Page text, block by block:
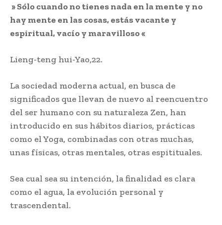
» Sólo cuando no tienes nada en la mente y no
hay mente en las cosas, estás vacante y
espiritual, vacío y maravilloso«
Lieng-teng hui-Yao,22.
La sociedad moderna actual, en busca de
significados que llevan de nuevo al reencuentro
del ser humano con su naturaleza Zen, han
introducido en sus hábitos diarios, prácticas
como el Yoga, combinadas con otras muchas,
unas físicas, otras mentales, otras espitituales.
Sea cual sea su intención, la finalidad es clara
como el agua, la evolución personal y
trascendental.